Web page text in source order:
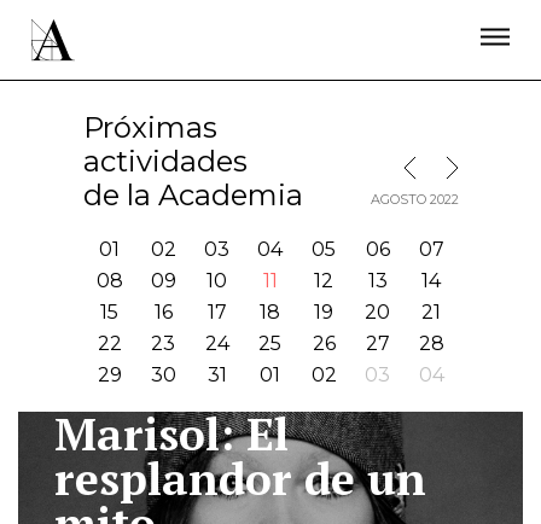
Próximas
actividades
de la Academia
MES ANTERIOR
MES SIGUIENTE
AGOSTO 2022
01 02 03 04 05 06
07
08
09 10 11 12 13
14
15
16 17 18 19 20
21
22
23 24 25 26 27
28
29
30 31 01 02 03 04
Marisol: El
resplandor de un
ÚNETE A LA ACADEMIA DE CINE
PRENSA
NEWSLETTER